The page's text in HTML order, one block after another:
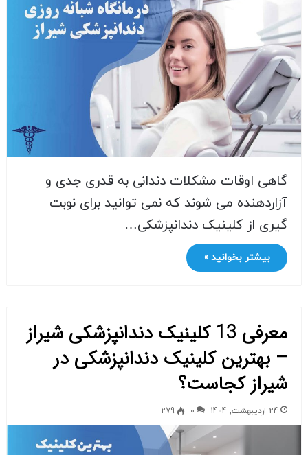
گاهی اوقات مشکلات دندانی به قدری جدی و
آزاردهنده می شوند که نمی توانید برای نوبت
گیری از کلینیک دندانپزشکی…
بیشتر بخوانید »
معرفی 13 کلینیک دندانپزشکی شیراز
– بهترین کلینیک دندانپزشکی در
شیراز کجاست؟
24 اردیبهشت, 1404 0
279